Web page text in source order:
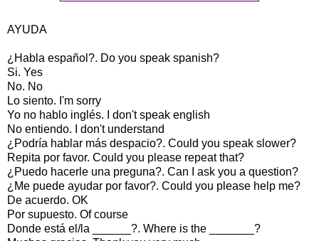
AYUDA
¿Habla español?. Do you speak spanish?
Si. Yes
No. No
Lo siento. I'm sorry
Yo no hablo inglés. I don't speak english
No entiendo. I don't understand
¿Podría hablar más despacio?. Could you speak slower?
Repita por favor. Could you please repeat that?
¿Puedo hacerle una preguna?. Can I ask you a question?
¿Me puede ayudar por favor?. Could you please help me?
De acuerdo. OK
Por supuesto. Of course
Donde está el/la ______?. Where is the _______?